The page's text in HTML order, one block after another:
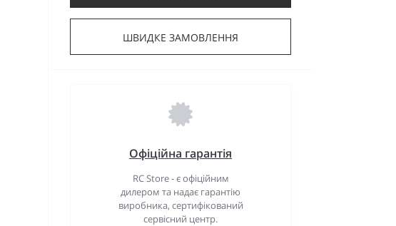
ШВИДКЕ ЗАМОВЛЕННЯ
Офіційна гарантія
RC Store - є офіційним
дилером та надає гарантію
виробника, сертифікований
сервісний центр.